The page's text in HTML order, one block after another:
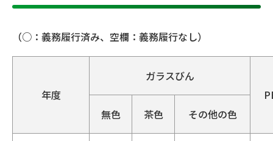
（○：義務履行済み、空欄：義務履行なし）
年度
ガラスびん
無色
茶色 その他の色